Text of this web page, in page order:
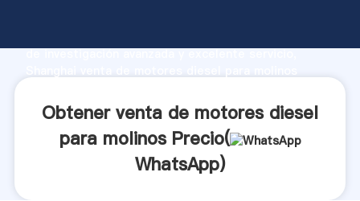
de investigación avanzada y excelente servicio,
clientes.
Obtener venta de motores diesel
para molinos Precio(
WhatsApp)